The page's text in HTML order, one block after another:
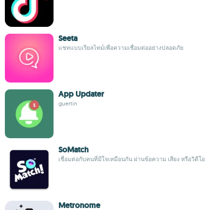
Seeta
แชทแบบเรียลไทม์เพื่อความเชื่อมต่ออย่างปลอดภัย
App Updater
guertin
SoMatch
เชื่อมต่อกับคนที่มีใจเหมือนกัน ผ่านข้อความ เสียง หรือวิดีโอ
Metronome